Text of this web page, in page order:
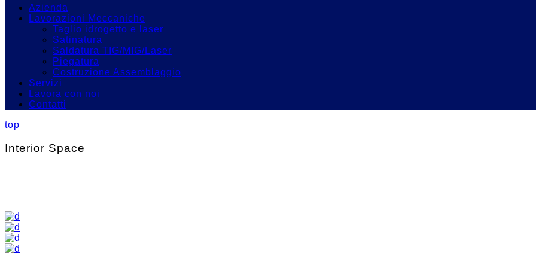
Azienda
Lavorazioni Meccaniche
Taglio idrogetto e laser
Satinatura
Saldatura TIG/MIG/Laser
Piegatura
Costruzione Assemblaggio
Servizi
Lavora con noi
Contatti
top
Interior Space